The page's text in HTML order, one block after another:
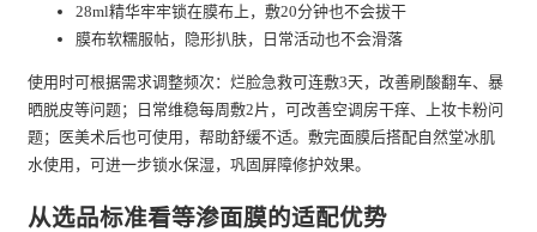
28ml精华牢牢锁在膜布上，敷20分钟也不会拔干
膜布软糯服帖，隐形扒肤，日常活动也不会滑落
使用时可根据需求调整频次：烂脸急救可连敷3天，改善刷酸翻车、暴
晒脱皮等问题；日常维稳每周敷2片，可改善空调房干痒、上妆卡粉问
题；医美术后也可使用，帮助舒缓不适。敷完面膜后搭配自然堂冰肌
水使用，可进一步锁水保湿，巩固屏障修护效果。
从选品标准看等渗面膜的适配优势